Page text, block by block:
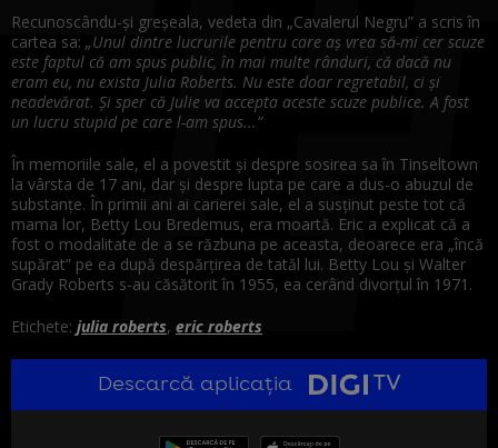
Recunoscându-și greșeala, vedeta din „Cavalerul Negru” a scris în
cartea sa: „Unul dintre lucrurile pentru care aș vrea să-mi cer scuze
este faptul că am spus public, în mai multe rânduri, că dacă nu
eram eu, nu exista Julia Roberts. Nu este doar regretabil, ci și
neadevărat. Și sper că Julie va accepta aceste scuze publice. A fost
un lucru stupid pe care l-am spus...”
În memoriile sale, el a povestit și despre sosirea sa în Tinseltown
la vârsta de 17 ani, dar și despre lupta pe care a dus-o abuzul de
substanțe. În primii ani ai carierei sale, el a susținut peste tot că
mama lor, Betty Lou Bredemus, era moartă. Eric a explicat că a
fost o modalitate de a se răzbuna pe aceasta, deoarece era „încă
supărat” pe ea după despărțirea de tatăl lui. Betty Lou și Walter
Grady Roberts s-au căsătorit în 1955, ea cerând divorțul în 1971.
Etichete: julia roberts, eric roberts
Descarcă aplicația